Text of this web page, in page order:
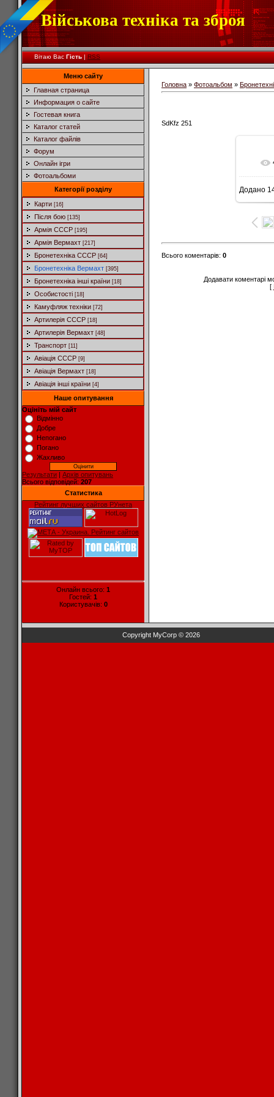
Військова техніка та зброя
Вітаю Вас Гість|RSS
Меню сайту
Главная страница
Информация о сайте
Гостевая книга
Каталог статей
Каталог файлів
Форум
Онлайн ігри
Фотоальбоми
Категорії розділу
Карти [16]
Після бою [135]
Армія СССР [195]
Армія Вермахт [217]
Бронетехніка СССР [64]
Бронетехніка Вермахт [395]
Бронетехніка інші країни [18]
Особистості [18]
Камуфляж техніки [72]
Артилерія СССР [18]
Артилерія Вермахт [48]
Транспорт [11]
Авіація СССР [9]
Авіація Вермахт [18]
Авіація інші країни [4]
Наше опитування
Оцініть мій сайт
Відмінно
Добре
Непогано
Погано
Жахливо
Результати | Архів опитувань
Всього відповідей: 207
Статистика
Рейтинг лучших сайтов РУнета
Онлайн всього: 1
Гостей: 1
Користувачів: 0
Головна » Фотоальбом »
SdKfz 251
Додано
Всього коментарів: 0
Додавати коментарі
[
Copyright MyCorp © 2026